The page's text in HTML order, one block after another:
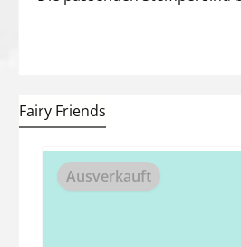
Fairy Friends
Produktgalerie überspringen
Ausverkauft